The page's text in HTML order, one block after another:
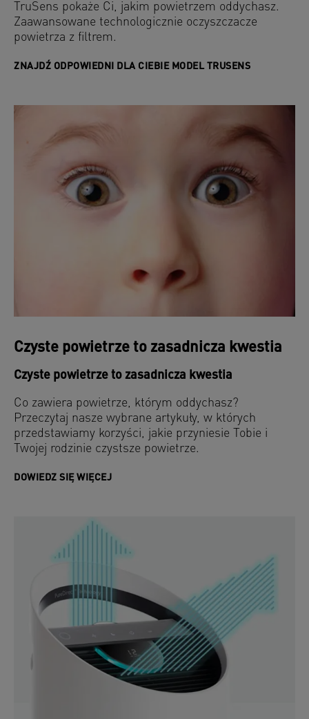
TruSens pokaże Ci, jakim powietrzem oddychasz.
Zaawansowane technologicznie oczyszczacze
powietrza z filtrem.
ZNAJDŹ ODPOWIEDNI DLA CIEBIE MODEL TRUSENS
Czyste powietrze to zasadnicza kwestia
Czyste powietrze to zasadnicza kwestia
Co zawiera powietrze, którym oddychasz?
Przeczytaj nasze wybrane artykuły, w których
przedstawiamy korzyści, jakie przyniesie Tobie i
Twojej rodzinie czystsze powietrze.
DOWIEDZ SIĘ WIĘCEJ